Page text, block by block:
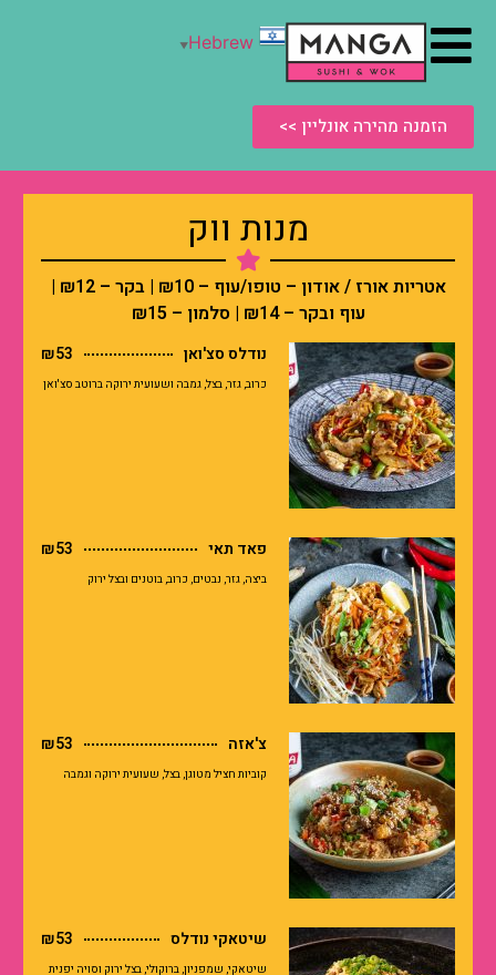
Hebrew
▼
הזמנה מהירה אונליין >>
מנות ווק
אטריות אורז / אודון – טופו/עוף – ₪10 | בקר – ₪12 |
עוף ובקר – ₪14 | סלמון – ₪15
נודלס סצ'ואן ₪53
כרוב, גזר, בצל, גמבה ושעועית ירוקה ברוטב סצ'ואן
פאד תאי ₪53
ביצה, גזר, נבטים, כרוב, בוטנים ובצל ירוק
צ'אזה ₪53
קוביות חציל מטוגן, בצל, שעועית ירוקה וגמבה
שיטאקי נודלס ₪53
שיטאקי, שמפניון, ברוקולי, בצל ירוק וסויה יפנית